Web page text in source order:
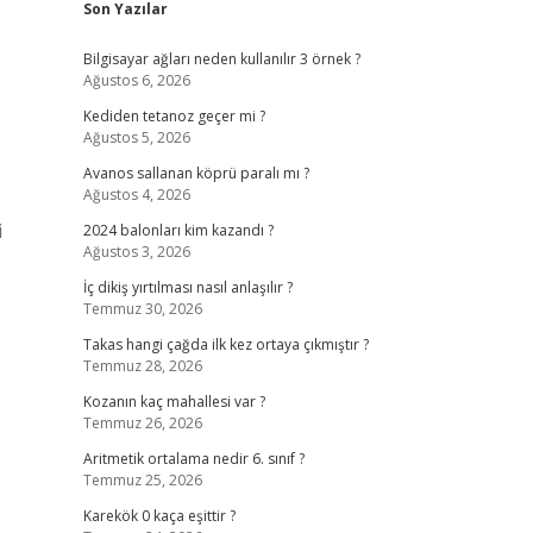
Son Yazılar
Bilgisayar ağları neden kullanılır 3 örnek ?
Ağustos 6, 2026
Kediden tetanoz geçer mi ?
Ağustos 5, 2026
Avanos sallanan köprü paralı mı ?
Ağustos 4, 2026
2024 balonları kim kazandı ?
Ağustos 3, 2026
İç dikiş yırtılması nasıl anlaşılır ?
Temmuz 30, 2026
Takas hangi çağda ilk kez ortaya çıkmıştır ?
Temmuz 28, 2026
Kozanın kaç mahallesi var ?
Temmuz 26, 2026
Aritmetik ortalama nedir 6. sınıf ?
Temmuz 25, 2026
Karekök 0 kaça eşittir ?